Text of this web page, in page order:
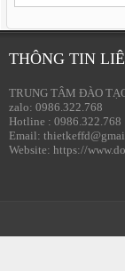
THÔNG TIN
TRUNG TÂM ĐÀO
zalo: 0986.322.768
Hotline : 0986.322.768
Email:
Website: https://